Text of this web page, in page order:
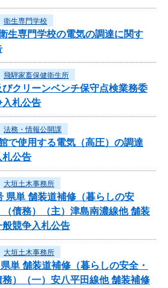
衛生専門学校
生専門学校の電気の調達に関す
飛騨家畜保健衛生所
クリーンベンチ保守点検業務委
入札公告
法務・情報公開課
で使用する電気（高圧）の調達
札公告
大垣土木事務所
県単 舗装道補修（暮らしの安
債務）（主）津島南濃線他 舗装
競争入札公告
大垣土木事務所
単 舗装道補修（暮らしの安全・
）（一）安八平田線他 舗装補修